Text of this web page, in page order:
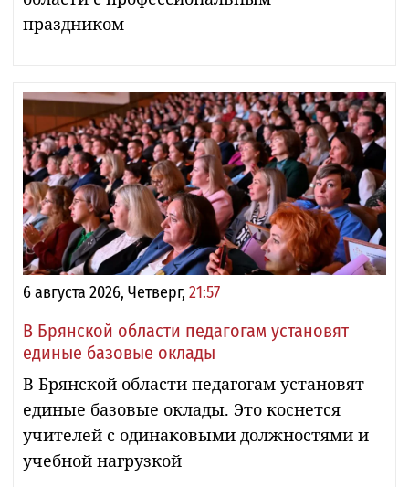
праздником
6 августа 2026, Четверг, 21:57
В Брянской области педагогам установят
единые базовые оклады
В Брянской области педагогам установят
единые базовые оклады. Это коснется
учителей с одинаковыми должностями и
учебной нагрузкой